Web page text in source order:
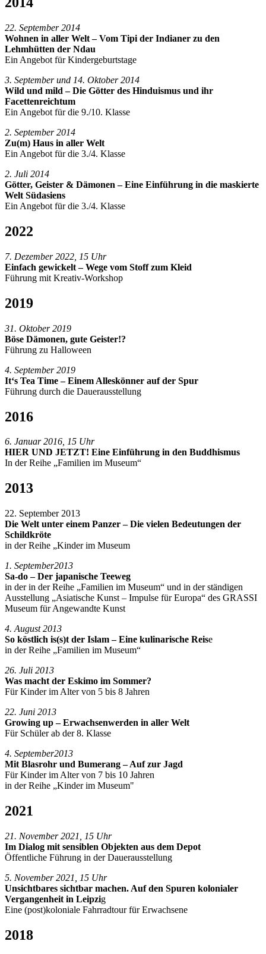
22. September 2014
Wohnen in aller Welt – Vom Tipi der Indianer zu den
Lehmhütten der Ndau
Ein Angebot für Kindergeburtstage
3. September und 14. Oktober 2014
Wild und mild – Die Götter des Hinduismus und ihr
Facettenreichtum
Ein Angebot für die 9./10. Klasse
2. September 2014
Zu(m) Haus in aller Welt
Ein Angebot für die 3./4. Klasse
2. Juli 2014
Götter, Geister & Dämonen – Eine Einführung in die maskierte
Welt Südasiens
Ein Angebot für die 3./4. Klasse
2022
7. Dezember 2022, 15 Uhr
Einfach gewickelt – Wege vom Stoff zum Kleid
Führung mit Kreativ-Workshop
2019
31. Oktober 2019
Böse Dämonen, gute Geister!?
Führung zu Halloween
4. September 2019
It‘s Tea Time – Einem Alleskönner auf der Spur
Führung durch die Dauerausstellung
2016
6. Januar 2016, 15 Uhr
HIER UND JETZT! Eine Einführung in den Buddhismus
In der Reihe „Familien im Museum“
2013
22. September 2013
Die Welt unter einem Panzer – Die vielen Bedeutungen der
Schildkröte
in der Reihe „Kinder im Museum
1. September2013
Sa-do – Der japanische Teeweg
in der in der Reihe „Familien im Museum“ und in der ständigen
Ausstellung „Asiatische Kunst – Impulse für Europa“ des GRASSI
Museum für Angewandte Kunst
4. August 2013
So köstlich is(s)t der Islam – Eine kulinarische Reise
in der Reihe „Familien im Museum“
26. Juli 2013
Was macht der Eskimo im Sommer?
Für Kinder im Alter von 5 bis 8 Jahren
22. Juni 2013
Growing up – Erwachsenwerden in aller Welt
Für Schüler ab der 8. Klasse
4. September2013
Mit Blasrohr und Bumerang – Auf zur Jagd
Für Kinder im Alter von 7 bis 10 Jahren
in der Reihe „Kinder im Museum"
2021
21. November 2021, 15 Uhr
Im Dialog mit sensiblen Objekten aus dem Depot
Öffentliche Führung in der Dauerausstellung
5. November 2021, 15 Uhr
Unsichtbares sichtbar machen. Auf den Spuren kolonialer
Vergangenheit in Leipzig
Eine (post)koloniale Fahrradtour für Erwachsene
2018